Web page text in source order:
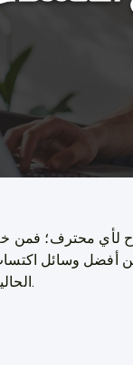
لأي محترف؛ فمن
أفضل وسائل
الحاليين وسرد قصص نجاحك معهم.